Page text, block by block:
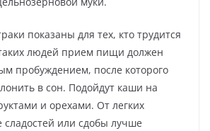
показаны для тех, кто трудится
людей прием пищи должен
пробуждением, после которого
в сон. Подойдут каши на
и орехами. От легких
сладостей или сдобы лучше